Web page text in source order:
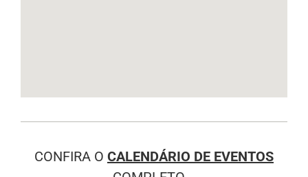
CONFIRA O CALENDÁRIO DE EVENTOS